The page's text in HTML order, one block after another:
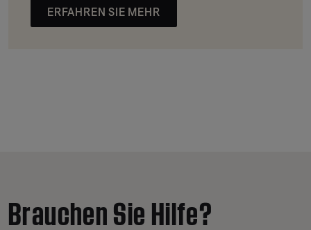
ERFAHREN SIE MEHR
Brauchen Sie Hilfe?